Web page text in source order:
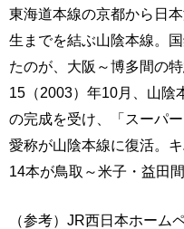
東海道本線の京都から日
生までを結ぶ山陰本線。
たのが、大阪～博多間の
15（2003）年10月、山陰
の完成を受け、「スーパ
愛称が山陰本線に復活。
14本が鳥取～米子・益田
（参考）JR西日本ホーム